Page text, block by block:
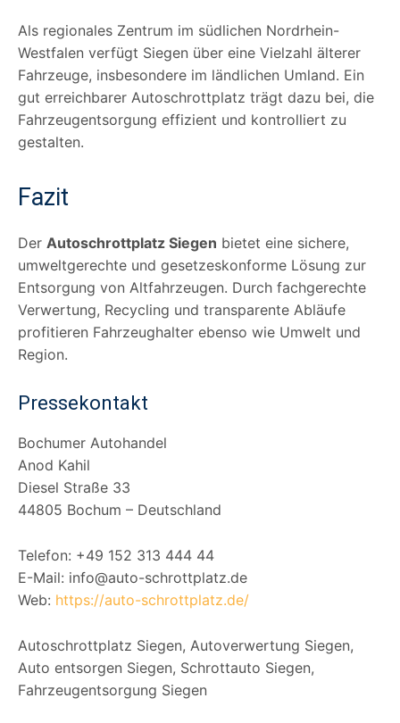
Als regionales Zentrum im südlichen Nordrhein-
Westfalen verfügt Siegen über eine Vielzahl älterer
Fahrzeuge, insbesondere im ländlichen Umland. Ein
gut erreichbarer Autoschrottplatz trägt dazu bei, die
Fahrzeugentsorgung effizient und kontrolliert zu
gestalten.
Fazit
Der Autoschrottplatz Siegen bietet eine sichere,
umweltgerechte und gesetzeskonforme Lösung zur
Entsorgung von Altfahrzeugen. Durch fachgerechte
Verwertung, Recycling und transparente Abläufe
profitieren Fahrzeughalter ebenso wie Umwelt und
Region.
Pressekontakt
Bochumer Autohandel
Anod Kahil
Diesel Straße 33
44805 Bochum – Deutschland
Telefon: +49 152 313 444 44
E-Mail: info@auto-schrottplatz.de
Web: https://auto-schrottplatz.de/
Autoschrottplatz Siegen, Autoverwertung Siegen,
Auto entsorgen Siegen, Schrottauto Siegen,
Fahrzeugentsorgung Siegen